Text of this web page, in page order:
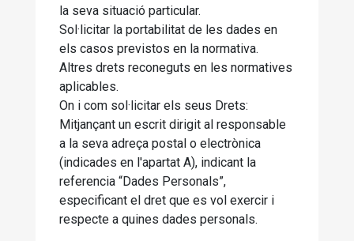
la seva situació particular.
Sol·licitar la portabilitat de les dades en
els casos previstos en la normativa.
Altres drets reconeguts en les normatives
aplicables.
On i com sol·licitar els seus Drets:
Mitjançant un escrit dirigit al responsable
a la seva adreça postal o electrònica
(indicades en l'apartat A), indicant la
referencia “Dades Personals”,
especificant el dret que es vol exercir i
respecte a quines dades personals.